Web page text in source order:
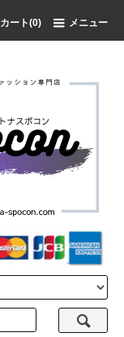
カート(0) メニュー